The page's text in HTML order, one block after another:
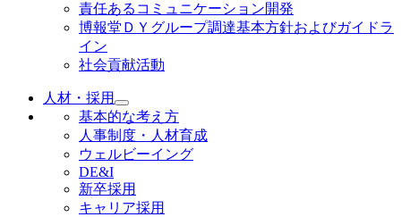
責任あるコミュニケーション開発
博報堂ＤＹグループ調達基本方針およびガイドラ
イン
社会貢献活動
人材・採用
基本的な考え方
人事制度・人材育成
ウェルビーイング
DE&I
新卒採用
キャリア採用